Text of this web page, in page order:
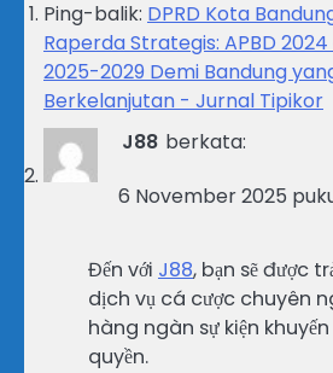
Ping-balik: DPRD Kota
Raperda Strategis: APBD 2024
2025-2029 Demi Bandung
Berkelanjutan - Jurnal Tipikor
J88 berkata:
6 November 2025
Đến với J88, bạn sẽ được
dịch vụ cá cược chuyên
hàng ngàn sự kiện
quyền.